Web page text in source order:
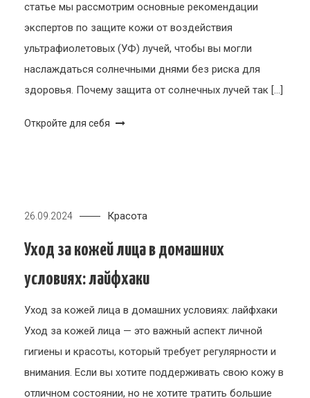
статье мы рассмотрим основные рекомендации
экспертов по защите кожи от воздействия
ультрафиолетовых (УФ) лучей, чтобы вы могли
наслаждаться солнечными днями без риска для
здоровья. Почему защита от солнечных лучей так […]
Откройте для себя
26.09.2024 Красота
Уход за кожей лица в домашних
условиях: лайфхаки
Уход за кожей лица в домашних условиях: лайфхаки
Уход за кожей лица — это важный аспект личной
гигиены и красоты, который требует регулярности и
внимания. Если вы хотите поддерживать свою кожу в
отличном состоянии, но не хотите тратить большие